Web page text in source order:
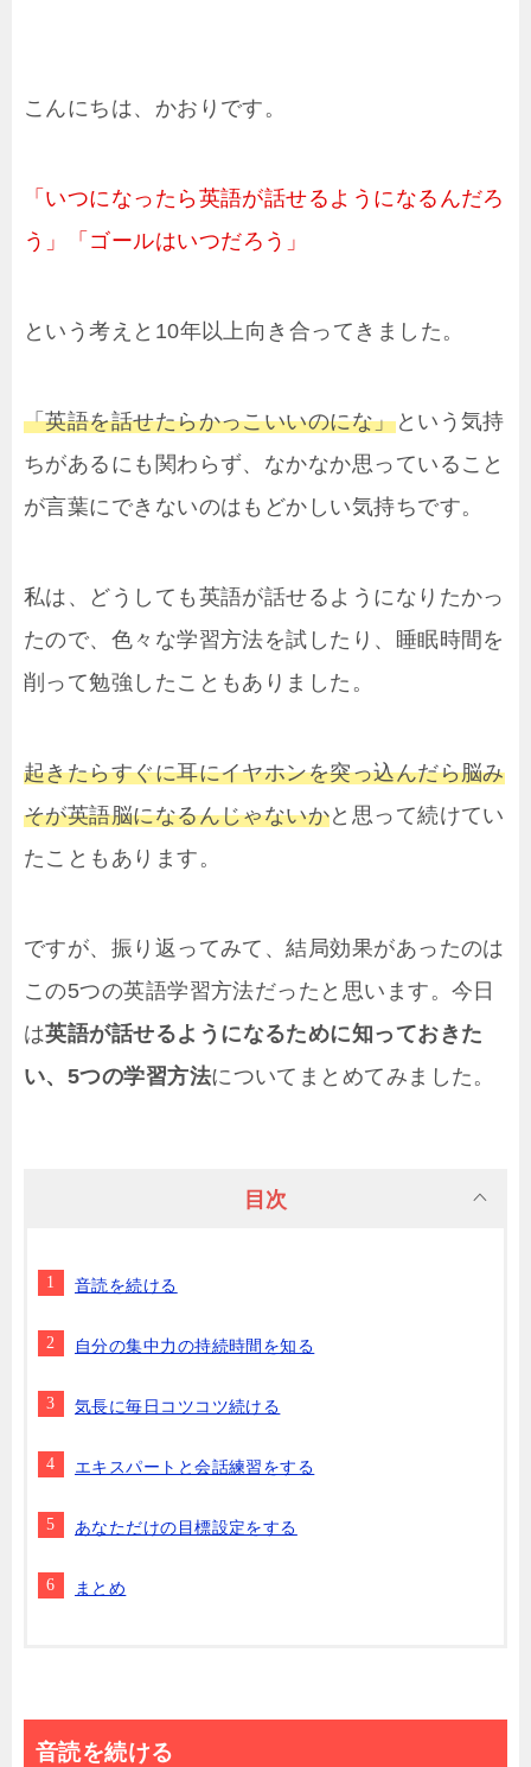
こんにちは、かおりです。
「いつになったら英語が話せるようになるんだろ
う」
「ゴールはいつだろう」
という考えと10年以上向き合ってきました。
「英語を話せたらかっこいいのにな」という気持
ちがあるにも関わらず、なかなか思っていること
が言葉にできないのはもどかしい気持ちです。
私は、どうしても英語が話せるようになりたかっ
たので、色々な学習方法を試したり、睡眠時間を
削って勉強したこともありました。
起きたらすぐに耳にイヤホンを突っ込んだら脳み
そが英語脳になるんじゃないかと思って続けてい
たこともあります。
ですが、振り返ってみて、結局効果があったのは
この5つの英語学習方法だったと思います。今日
は英語が話せるようになるために知っておきた
い、5つの学習方法についてまとめてみました。
目次
音読を続ける
自分の集中力の持続時間を知る
気長に毎日コツコツ続ける
エキスパートと会話練習をする
あなただけの目標設定をする
まとめ
音読を続ける